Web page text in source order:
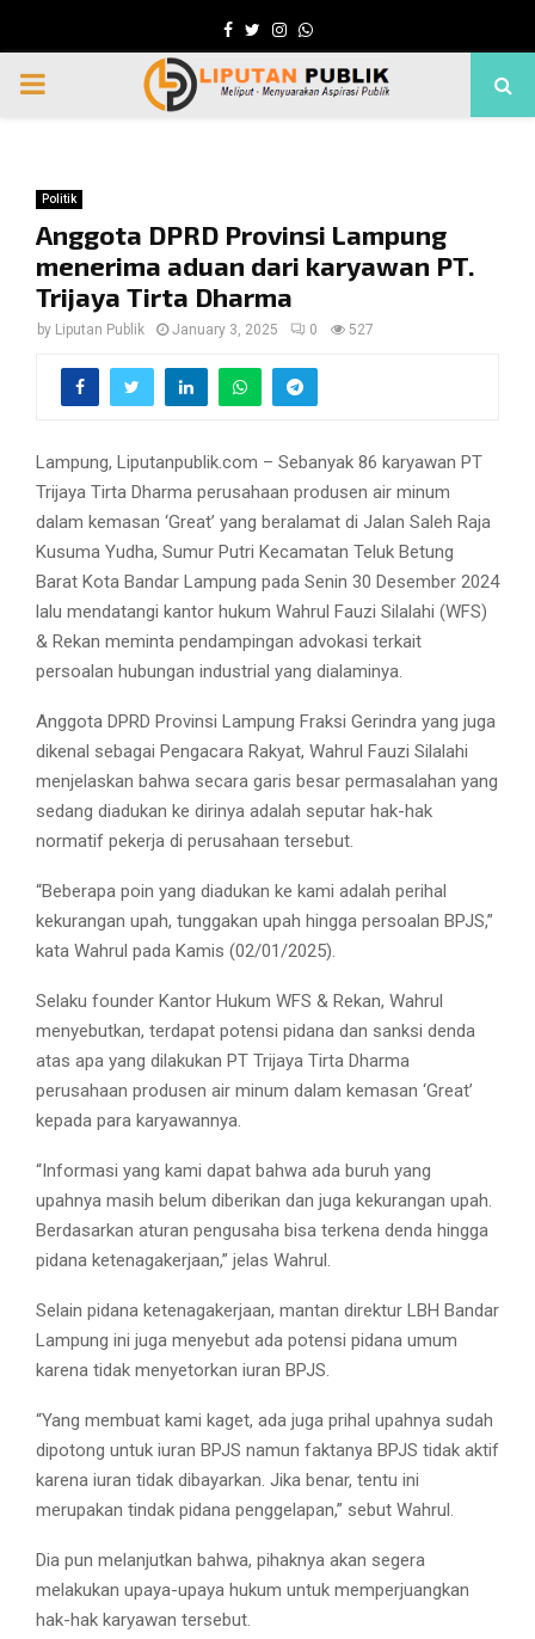
Facebook
TwitterInstagram
Whatsapp
PRIMARY
Politik
Anggota DPRD Provinsi Lampung
menerima aduan dari karyawan PT.
Trijaya Tirta Dharma
by Liputan Publik January 3, 2025 0 527
Lampung, Liputanpublik.com – Sebanyak 86 karyawan PT
Trijaya Tirta Dharma perusahaan produsen air minum
dalam kemasan ‘Great’ yang beralamat di Jalan Saleh Raja
Kusuma Yudha, Sumur Putri Kecamatan Teluk Betung
Barat Kota Bandar Lampung pada Senin 30 Desember 2024
lalu mendatangi kantor hukum Wahrul Fauzi Silalahi (WFS)
& Rekan meminta pendampingan advokasi terkait
persoalan hubungan industrial yang dialaminya.
Anggota DPRD Provinsi Lampung Fraksi Gerindra yang juga
dikenal sebagai Pengacara Rakyat, Wahrul Fauzi Silalahi
menjelaskan bahwa secara garis besar permasalahan yang
sedang diadukan ke dirinya adalah seputar hak-hak
normatif pekerja di perusahaan tersebut.
“Beberapa poin yang diadukan ke kami adalah perihal
kekurangan upah, tunggakan upah hingga persoalan BPJS,”
kata Wahrul pada Kamis (02/01/2025).
Selaku founder Kantor Hukum WFS & Rekan, Wahrul
menyebutkan, terdapat potensi pidana dan sanksi denda
atas apa yang dilakukan PT Trijaya Tirta Dharma
perusahaan produsen air minum dalam kemasan ‘Great’
kepada para karyawannya.
“Informasi yang kami dapat bahwa ada buruh yang
upahnya masih belum diberikan dan juga kekurangan upah.
Berdasarkan aturan pengusaha bisa terkena denda hingga
pidana ketenagakerjaan,” jelas Wahrul.
Selain pidana ketenagakerjaan, mantan direktur LBH Bandar
Lampung ini juga menyebut ada potensi pidana umum
karena tidak menyetorkan iuran BPJS.
“Yang membuat kami kaget, ada juga prihal upahnya sudah
dipotong untuk iuran BPJS namun faktanya BPJS tidak aktif
karena iuran tidak dibayarkan. Jika benar, tentu ini
merupakan tindak pidana penggelapan,” sebut Wahrul.
Dia pun melanjutkan bahwa, pihaknya akan segera
melakukan upaya-upaya hukum untuk memperjuangkan
hak-hak karyawan tersebut.